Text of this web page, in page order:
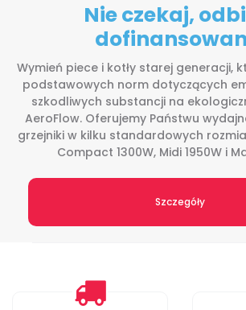
Nie czekaj,
Wymień piece i kotły starej generacji,
podstawowych norm dotyczących
szkodliwych substancji na
AeroFlow. Oferujemy Państwu
grzejniki w kilku standardowych
Compact 1300W, Midi 1950W i
Szczegóły